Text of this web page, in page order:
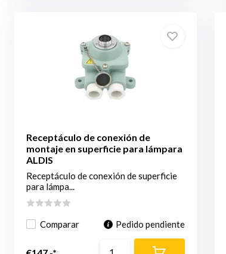
Receptáculo de conexión de
montaje en superficie para lámpara
ALDIS
Receptáculo de conexión de superficie
para lámpa...
Comparar Pedido pendiente